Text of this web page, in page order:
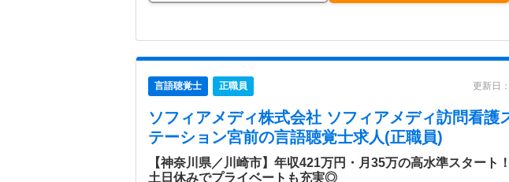
言語聴覚士 正職員 更新日
ソフィアメディ株式会社 ソフィアメディ訪問看護
テーション宮前の言語聴覚士求人(正職員)
【神奈川県／川崎市】年収421万円・月35万の高水準スタート！
土日休みでプライベートも充実◎